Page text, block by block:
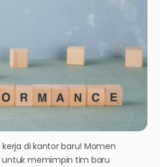
di kantor baru! Momen
untuk memimpin tim baru